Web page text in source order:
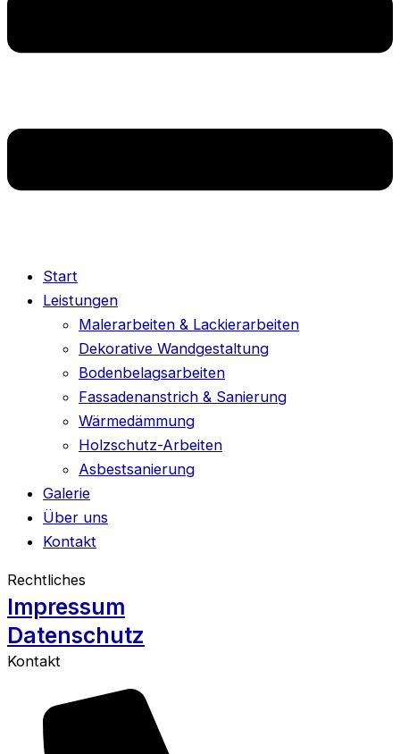
Start
Leistungen
Malerarbeiten & Lackierarbeiten
Dekorative Wandgestaltung
Bodenbelagsarbeiten
Fassadenanstrich & Sanierung
Wärmedämmung
Holzschutz-Arbeiten
Asbestsanierung
Galerie
Über uns
Kontakt
Rechtliches
Impressum
Datenschutz
Kontakt